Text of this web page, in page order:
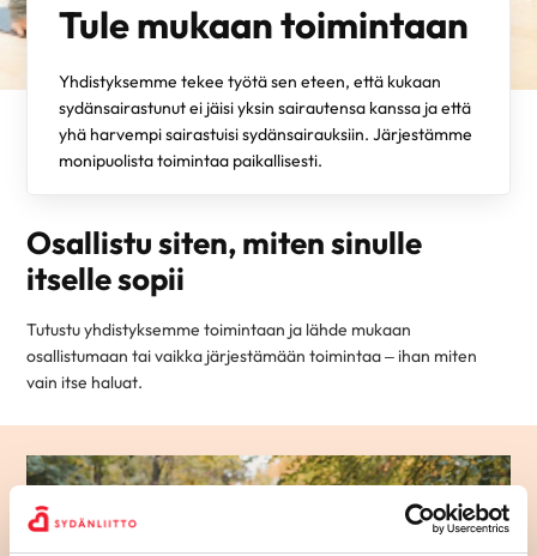
Tule mukaan toimintaan
Yhdistyksemme tekee työtä sen eteen, että kukaan
sydänsairastunut ei jäisi yksin sairautensa kanssa ja että
yhä harvempi sairastuisi sydänsairauksiin. Järjestämme
monipuolista toimintaa paikallisesti.
Osallistu siten, miten sinulle
itselle sopii
Tutustu yhdistyksemme toimintaan ja lähde mukaan
osallistumaan tai vaikka järjestämään toimintaa – ihan miten
vain itse haluat.